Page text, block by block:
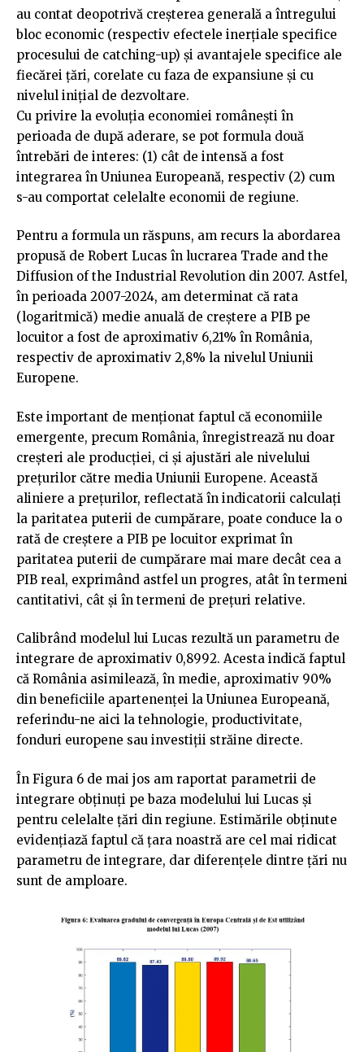
au contat deopotrivă creșterea generală a întregului
bloc economic (respectiv efectele inerțiale specifice
procesului de catching-up) și avantajele specifice ale
fiecărei țări, corelate cu faza de expansiune și cu
nivelul inițial de dezvoltare.
Cu privire la evoluția economiei românești în
perioada de după aderare, se pot formula două
întrebări de interes: (1) cât de intensă a fost
integrarea în Uniunea Europeană, respectiv (2) cum
s-au comportat celelalte economii de regiune.
Pentru a formula un răspuns, am recurs la abordarea
propusă de Robert Lucas în lucrarea Trade and the
Diffusion of the Industrial Revolution din 2007. Astfel,
în perioada 2007-2024, am determinat că rata
(logaritmică) medie anuală de creștere a PIB pe
locuitor a fost de aproximativ 6,21% în România,
respectiv de aproximativ 2,8% la nivelul Uniunii
Europene.
Este important de menționat faptul că economiile
emergente, precum România, înregistrează nu doar
creșteri ale producției, ci și ajustări ale nivelului
prețurilor către media Uniunii Europene. Această
aliniere a prețurilor, reflectată în indicatorii calculați
la paritatea puterii de cumpărare, poate conduce la o
rată de creștere a PIB pe locuitor exprimat în
paritatea puterii de cumpărare mai mare decât cea a
PIB real, exprimând astfel un progres, atât în termeni
cantitativi, cât și în termeni de prețuri relative.
Calibrând modelul lui Lucas rezultă un parametru de
integrare de aproximativ 0,8992. Acesta indică faptul
că România asimilează, în medie, aproximativ 90%
din beneficiile apartenenței la Uniunea Europeană,
referindu-ne aici la tehnologie, productivitate,
fonduri europene sau investiții străine directe.
În Figura 6 de mai jos am raportat parametrii de
integrare obținuți pe baza modelului lui Lucas și
pentru celelalte țări din regiune. Estimările obținute
evidențiază faptul că țara noastră are cel mai ridicat
parametru de integrare, dar diferențele dintre țări nu
sunt de amploare.